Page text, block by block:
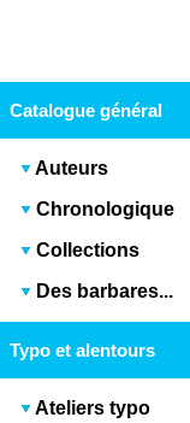
Catalogue général
Auteurs
Chronologique
Collections
Des barbares...
Typo et alentours
Ateliers typo